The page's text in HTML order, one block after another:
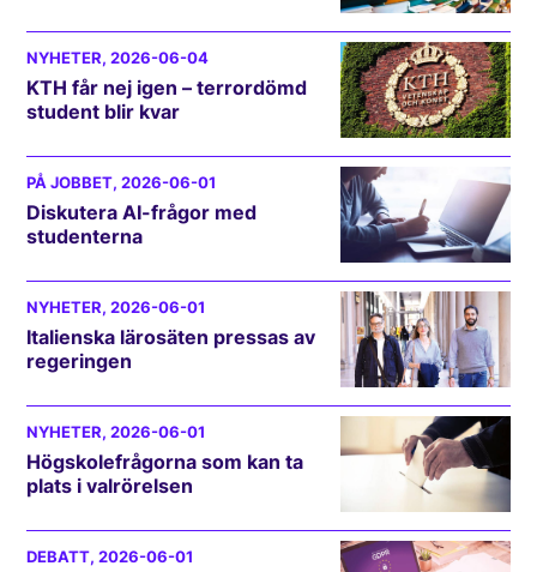
NYHETER, 2026-06-04
KTH får nej igen – terrordömd
student blir kvar
PÅ JOBBET, 2026-06-01
Diskutera AI-frågor med
studenterna
NYHETER, 2026-06-01
Italienska lärosäten pressas av
regeringen
NYHETER, 2026-06-01
Högskolefrågorna som kan ta
plats i valrörelsen
DEBATT, 2026-06-01